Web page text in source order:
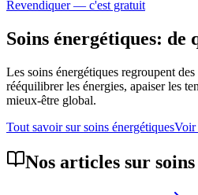
Revendiquer — c'est gratuit
Soins énergétiques: de
Les soins énergétiques regroupent
rééquilibrer les énergies, apaiser les
mieux-être global.
Tout savoir sursoins énergétiquesVoir
Nos articles sur